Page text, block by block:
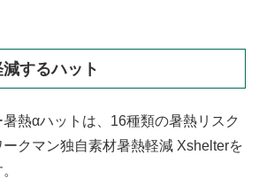
するハット
熱αハットは、16種類の暑熱リスク
クマン独自素材暑熱軽減 Xshelterを